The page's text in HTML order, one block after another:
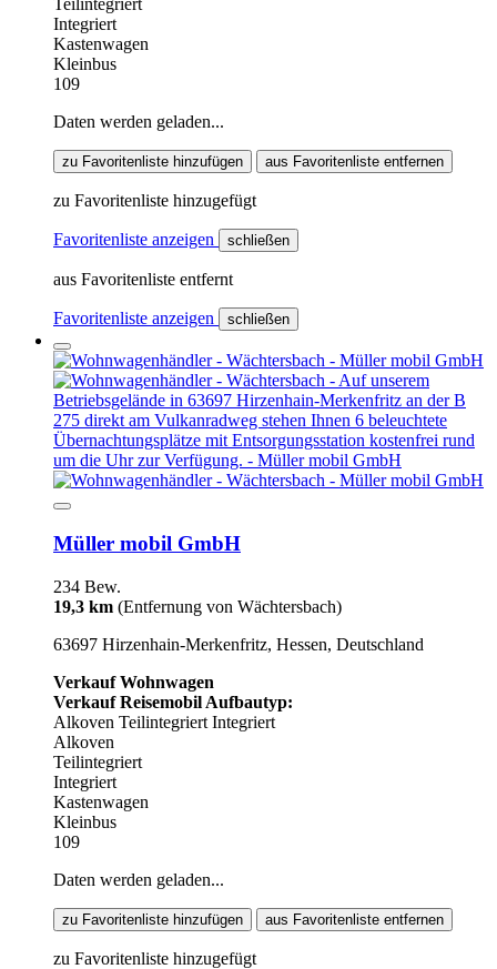
Teilintegriert
Integriert
Kastenwagen
Kleinbus
109
Daten werden geladen...
zu Favoritenliste hinzufügen aus Favoritenliste entfernen
zu Favoritenliste hinzugefügt
Favoritenliste anzeigen schließen
aus Favoritenliste entfernt
Favoritenliste anzeigen schließen
Müller mobil GmbH
234 Bew.
19,3 km (Entfernung von Wächtersbach)
63697 Hirzenhain-Merkenfritz, Hessen, Deutschland
Verkauf Wohnwagen
Verkauf Reisemobil Aufbautyp:
Alkoven Teilintegriert Integriert
Alkoven
Teilintegriert
Integriert
Kastenwagen
Kleinbus
109
Daten werden geladen...
zu Favoritenliste hinzufügen aus Favoritenliste entfernen
zu Favoritenliste hinzugefügt